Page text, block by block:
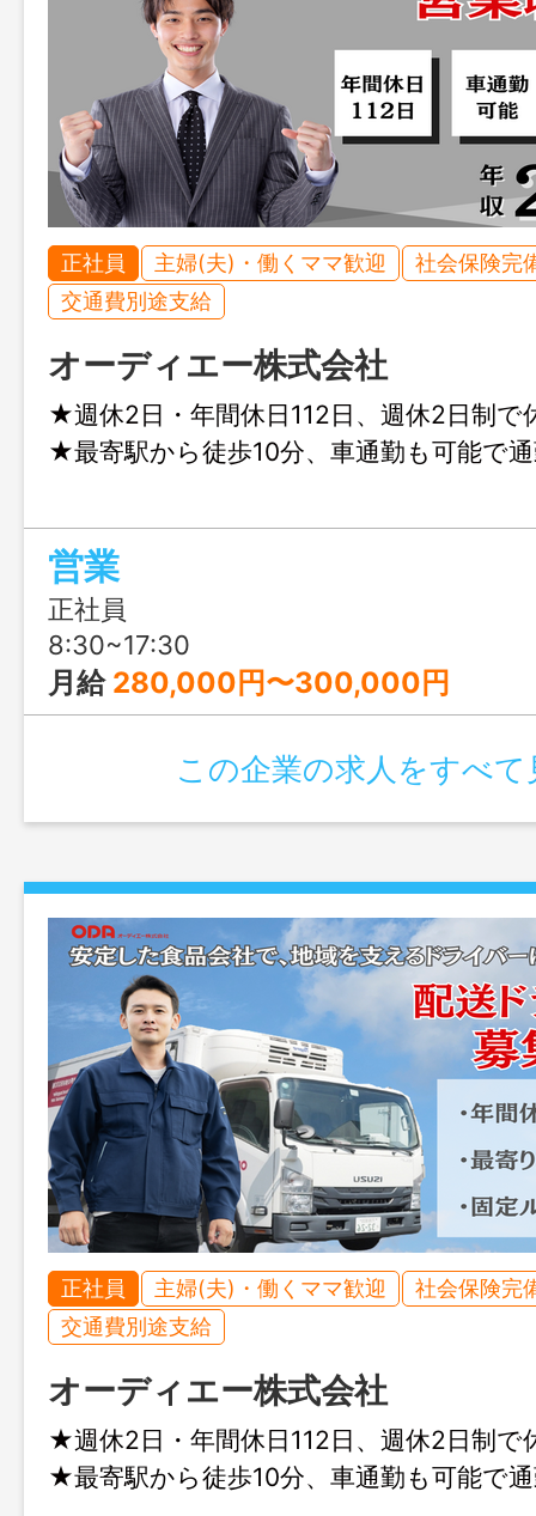
正社員 主婦(夫)・働くママ歓迎
社会保険完
交通費別途支給
オーディエー株式会社
★週休2日・年間休日112日、週休2日制で
★最寄駅から徒歩10分、車通勤も可能で
営業
正社員
8:30~17:30
月給 280,000円〜300,000円
この企業の求人をすべて
正社員 主婦(夫)・働くママ歓迎
社会保険完
交通費別途支給
オーディエー株式会社
★週休2日・年間休日112日、週休2日制で
★最寄駅から徒歩10分、車通勤も可能で